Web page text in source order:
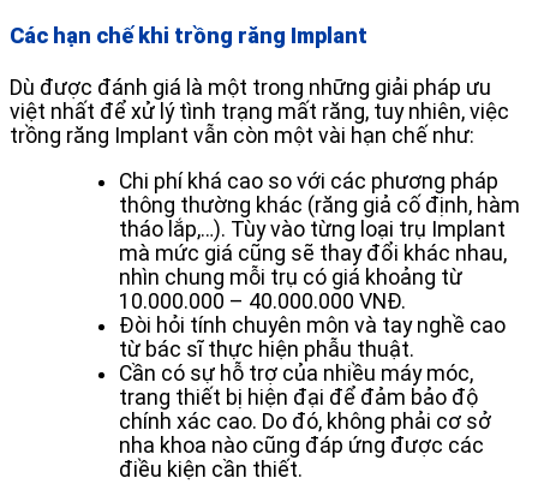
Các hạn chế khi trồng răng Implant
Dù được đánh giá là một trong những giải pháp ưu
việt nhất để xử lý tình trạng mất răng, tuy nhiên, việc
trồng răng Implant vẫn còn một vài hạn chế như:
Chi phí khá cao so với các phương pháp
thông thường khác (răng giả cố định, hàm
tháo lắp,…). Tùy vào từng loại trụ Implant
mà mức giá cũng sẽ thay đổi khác nhau,
nhìn chung mỗi trụ có giá khoảng từ
10.000.000 – 40.000.000 VNĐ.
Đòi hỏi tính chuyên môn và tay nghề cao
từ bác sĩ thực hiện phẫu thuật.
Cần có sự hỗ trợ của nhiều máy móc,
trang thiết bị hiện đại để đảm bảo độ
chính xác cao. Do đó, không phải cơ sở
nha khoa nào cũng đáp ứng được các
điều kiện cần thiết.